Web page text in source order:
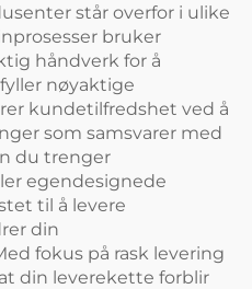
står overfor i ulike
bruker
håndverk for å
nøyaktige
kundetilfredshet ved å
som samsvarer med
du trenger
egendesignede
til å levere
din
fokus på rask levering
din leverekette forblir